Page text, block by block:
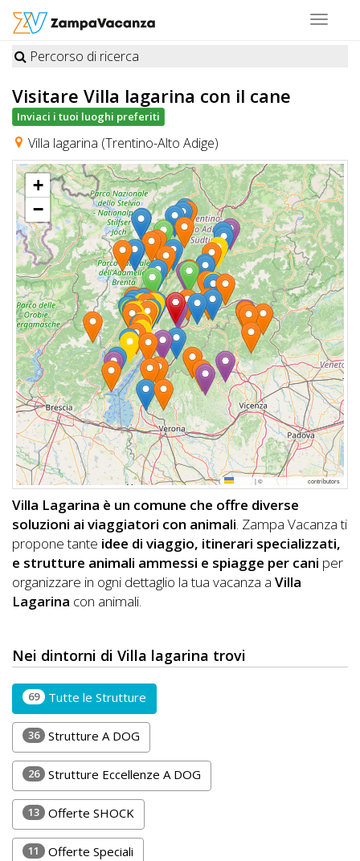
Toggle
STRUTTURE
A
DOG
LUOGHI
A
DOG
OFFERTE
A
DOG
INFO
A
DOG
CHIEDI
CODICE
SCONTO
Video
Tutorial
Lavora
con
Noi
Inserisci
Attività
Percorso di ricerca
Visitare Villa lagarina con il cane
Inviaci i tuoi luoghi preferiti
Villa lagarina (Trentino-Alto Adige)
+
−
Leaflet|© OpenStreetMap contributors
Villa Lagarina è un comune che offre diverse
soluzioni ai viaggiatori con animali. Zampa Vacanza ti
propone tante idee di viaggio, itinerari specializzati,
e strutture animali ammessi e spiagge per cani per
organizzare in ogni dettaglio la tua vacanza a Villa
Lagarina con animali.
Nei dintorni di Villa lagarina trovi
69 Tutte le Strutture
36 Strutture A DOG
26 Strutture Eccellenze A DOG
13 Offerte SHOCK
11 Offerte Speciali